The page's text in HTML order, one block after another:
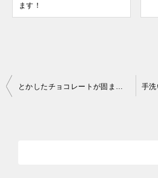
ます！
投